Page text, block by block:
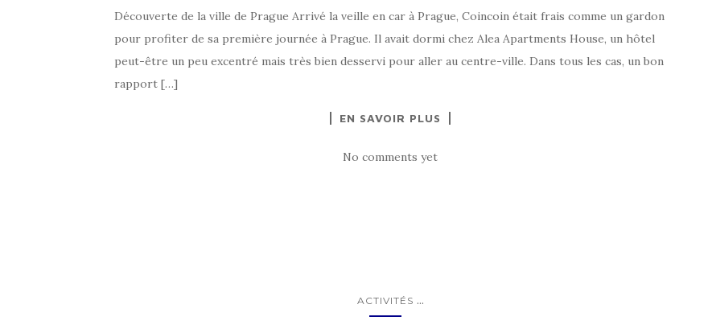
Découverte de la ville de Prague Arrivé la veille en car à Prague, Coincoin était frais comme un gardon
pour profiter de sa première journée à Prague. Il avait dormi chez Alea Apartments House, un hôtel
peut-être un peu excentré mais très bien desservi pour aller au centre-ville. Dans tous les cas, un bon
rapport […]
EN SAVOIR PLUS
No comments yet
ACTIVITÉS ...